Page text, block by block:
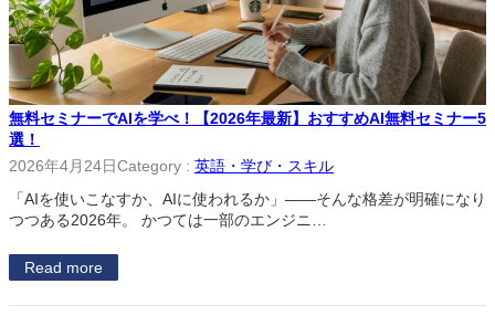
無料セミナーでAIを学べ！【2026年最新】おすすめAI無料セミナー5
選！
2026年4月24日Category : 英語・学び・スキル
「AIを使いこなすか、AIに使われるか」――そんな格差が明確になり
つつある2026年。 かつては一部のエンジニ…
Read more